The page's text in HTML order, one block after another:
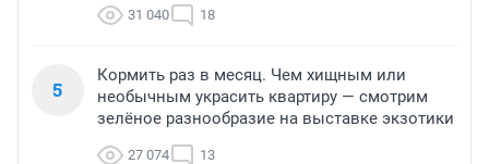
31 040 18
5
Кормить раз в месяц. Чем хищным или
необычным украсить квартиру — смотрим
зелёное разнообразие на выставке экзотики
27 074 13